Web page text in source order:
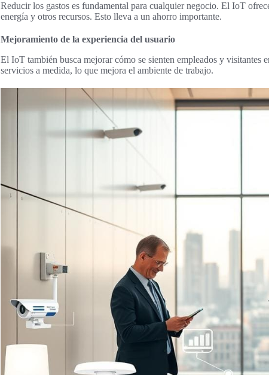
Reducir los gastos es fundamental para cualquier negocio. El IoT
energía y otros recursos. Esto lleva a un ahorro importante.
Mejoramiento de la experiencia del usuario
El IoT también busca mejorar cómo se sienten empleados y visitantes
servicios a medida, lo que mejora el ambiente de trabajo.